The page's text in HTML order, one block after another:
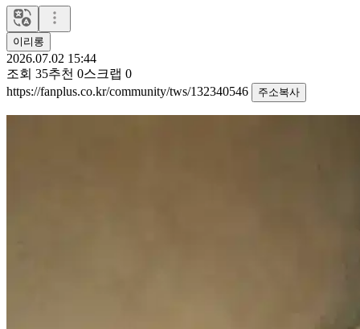
이리롱
2026.07.02 15:44
조회 35추천 0스크랩 0
https://fanplus.co.kr/community/tws/132340546
주소복사